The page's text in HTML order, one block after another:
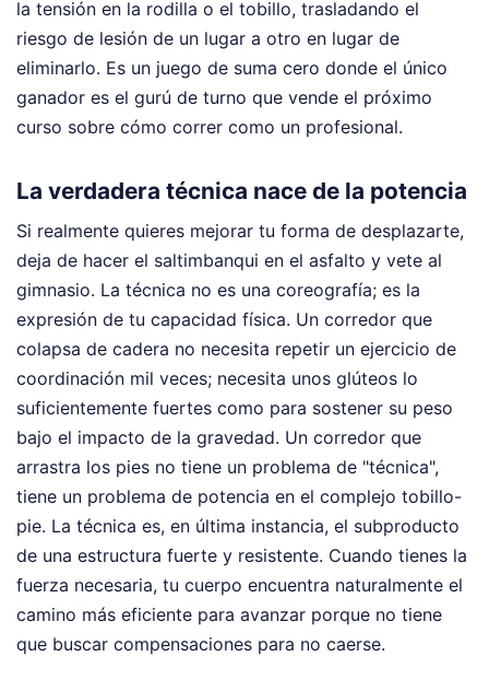
la tensión en la rodilla o el tobillo, trasladando el
riesgo de lesión de un lugar a otro en lugar de
eliminarlo. Es un juego de suma cero donde el único
ganador es el gurú de turno que vende el próximo
curso sobre cómo correr como un profesional.
La verdadera técnica nace de la potencia
Si realmente quieres mejorar tu forma de desplazarte,
deja de hacer el saltimbanqui en el asfalto y vete al
gimnasio. La técnica no es una coreografía; es la
expresión de tu capacidad física. Un corredor que
colapsa de cadera no necesita repetir un ejercicio de
coordinación mil veces; necesita unos glúteos lo
suficientemente fuertes como para sostener su peso
bajo el impacto de la gravedad. Un corredor que
arrastra los pies no tiene un problema de "técnica",
tiene un problema de potencia en el complejo tobillo-
pie. La técnica es, en última instancia, el subproducto
de una estructura fuerte y resistente. Cuando tienes la
fuerza necesaria, tu cuerpo encuentra naturalmente el
camino más eficiente para avanzar porque no tiene
que buscar compensaciones para no caerse.